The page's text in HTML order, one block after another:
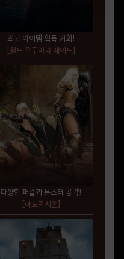
최고 아이템 획득 기회!
[월드 우두머리 레이드]
다양한 퍼즐과 몬스터 공략!
[아토락시온]